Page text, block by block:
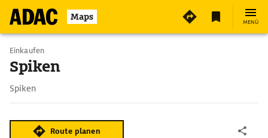
Maps MENÜ
Einkaufen
Spiken
Spiken
Route planen